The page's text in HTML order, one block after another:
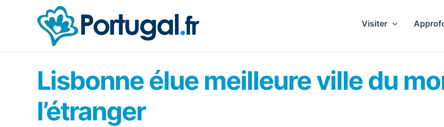
Visiter
Lisbonne élue meilleure ville du
l’étranger